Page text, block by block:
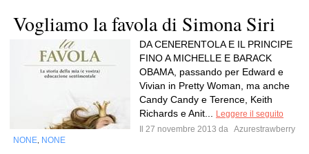
Vogliamo la favola di Simona Siri
DA CENERENTOLA E IL PRINCIPE
FINO A MICHELLE E BARACK
OBAMA, passando per Edward e
Vivian in Pretty Woman, ma anche
Candy Candy e Terence, Keith
Richards e Anit...
Leggere il seguito
Il 27 novembre 2013 da Azurestrawberry
NONE NONE